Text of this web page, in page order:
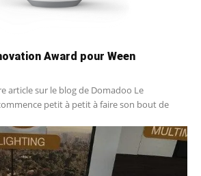
Award pour Ween
sur le blog de Domadoo Le
petit à petit à faire son bout de